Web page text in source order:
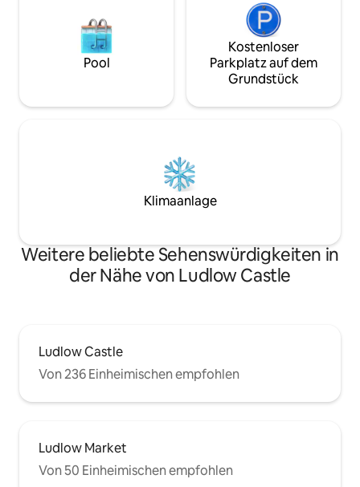
Pool
Kostenloser
Parkplatz auf dem
Grundstück
Klimaanlage
Weitere beliebte Sehenswürdigkeiten in
der Nähe von Ludlow Castle
Ludlow Castle
Von 236 Einheimischen empfohlen
Ludlow Market
Von 50 Einheimischen empfohlen